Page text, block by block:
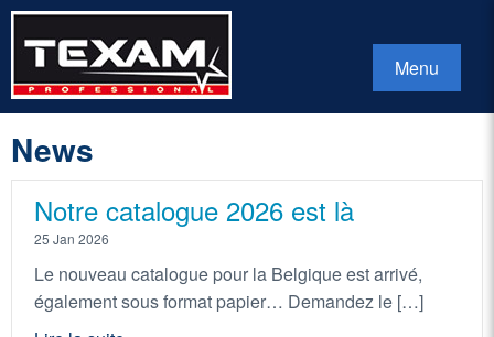
Menu
News
Notre catalogue 2026 est là
25 Jan 2026
Le nouveau catalogue pour la Belgique est arrivé,
également sous format papier… Demandez le […]